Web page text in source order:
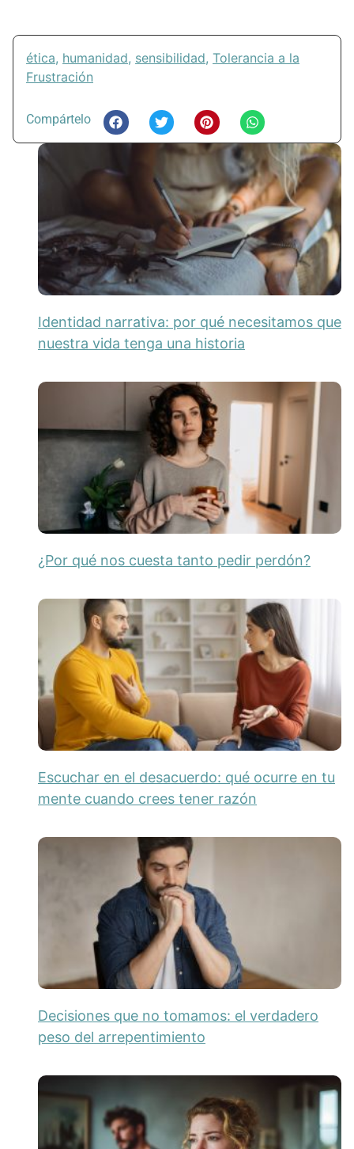
ética, humanidad, sensibilidad, Tolerancia a la
Frustración
Compártelo
Identidad narrativa: por qué necesitamos que
nuestra vida tenga una historia
¿Por qué nos cuesta tanto pedir perdón?
Escuchar en el desacuerdo: qué ocurre en tu
mente cuando crees tener razón
Decisiones que no tomamos: el verdadero
peso del arrepentimiento